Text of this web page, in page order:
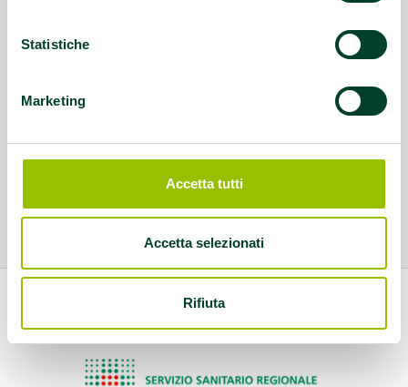
Statistiche
Marketing
Accetta tutti
Accetta selezionati
Rifiuta